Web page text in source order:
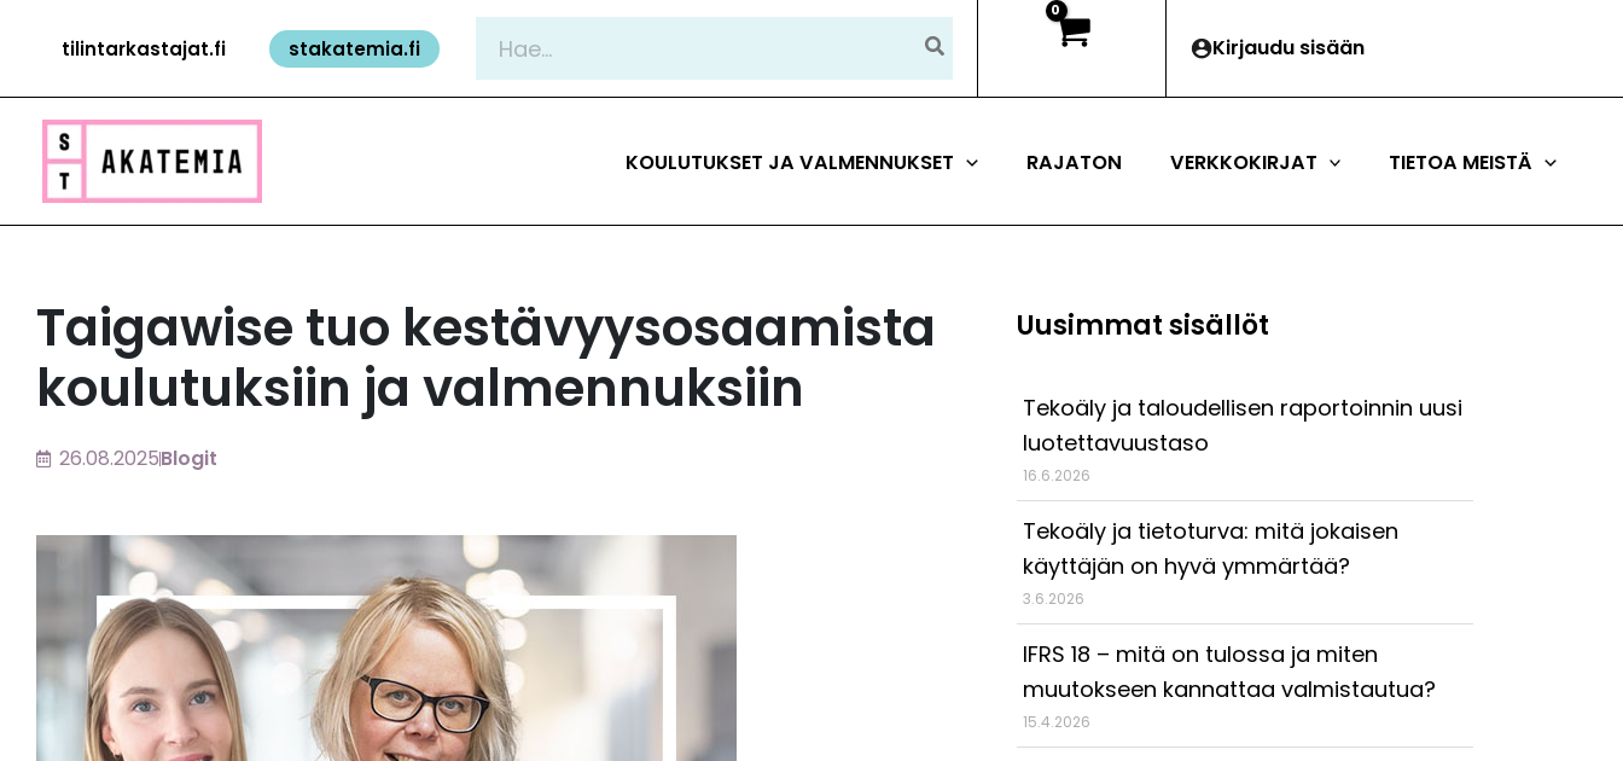
sisältööntilintarkastajat.fi stakatemia.fi Kirjaudu sisään
KOULUTUKSET JA VALMENNUKSET RAJATON VERKKOKIRJAT TIETOA MEISTÄ
Taigawise tuo kestävyysosaamista
koulutuksiin ja valmennuksiin
26.08.2025Blogit
Uusimmat sisällöt
Tekoäly ja taloudellisen raportoinnin uusi
luotettavuustaso
16.6.2026
Tekoäly ja tietoturva: mitä jokaisen
käyttäjän on hyvä ymmärtää?
3.6.2026
IFRS 18 – mitä on tulossa ja miten
muutokseen kannattaa valmistautua?
15.4.2026